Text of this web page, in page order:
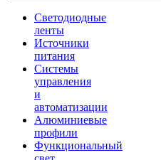
Светодиодные
ленты
Источники
питания
Системы
управления
и
автоматизации
Алюминиевые
профили
Функциональный